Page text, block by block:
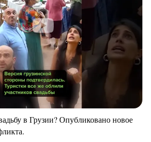
в Грузии? Опубликовано новое